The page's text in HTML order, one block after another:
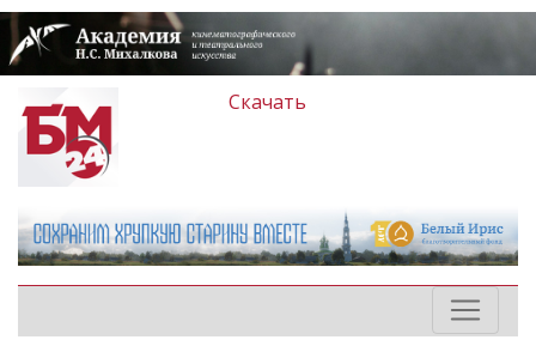
Скачать